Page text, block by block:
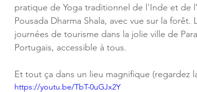
pratique de Yoga traditionnel de l'Inde et de
Pousada Dharma Shala, avec vue sur la
journées de tourisme dans la jolie ville de
Portugais, accessible à tous.
Et tout ça dans un lieu magnifique (regardez
https://youtu.be/TbT-0uGJx2Y